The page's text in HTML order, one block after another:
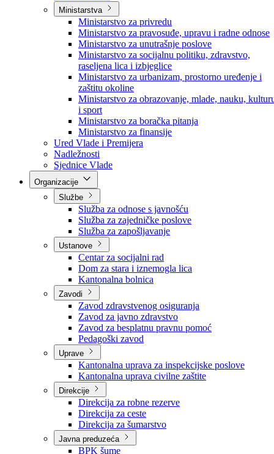
Vlada BPK Goražde
Premijer
Članovi Vlade
Ministarstva
Ministarstvo za privredu
Ministarstvo za pravosuđe, upravu i radne odnose
Ministarstvo za unutrašnje poslove
Ministarstvo za socijalnu politiku, zdravstvo,
raseljena lica i izbjeglice
Ministarstvo za urbanizam, prostorno uređenje i
zaštitu okoline
Ministarstvo za obrazovanje, mlade, nauku,
i sport
Ministarstvo za boračka pitanja
Ministarstvo za finansije
Ured Vlade i Premijera
Nadležnosti
Sjednice Vlade
Službe
Služba za odnose s javnošću
Služba za zajedničke poslove
Služba za zapošljavanje
Ustanove
Centar za socijalni rad
Dom za stara i iznemogla lica
Kantonalna bolnica
Zavodi
Zavod zdravstvenog osiguranja
Zavod za javno zdravstvo
Zavod za besplatnu pravnu pomoć
Pedagoški zavod
Uprave
Kantonalna uprava za inspekcijske poslove
Kantonalna uprava civilne zaštite
Direkcije
Direkcija za robne rezerve
Direkcija za ceste